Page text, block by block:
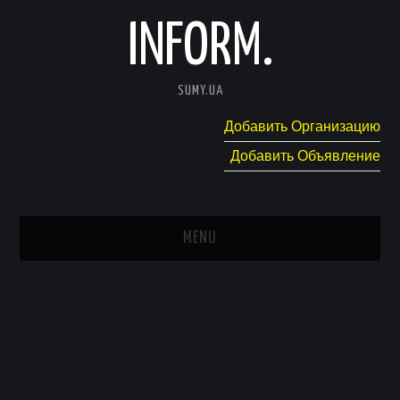
INFORM.
SUMY.UA
Добавить Организацию
Добавить Объявление
MENU